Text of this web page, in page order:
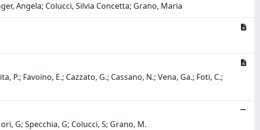
Angela; Colucci, Silvia Concetta; Grano, Maria
P.; Favoino, E.; Cazzato, G.; Cassano, N.; Vena, Ga.; Foti, C.;
G; Specchia, G; Colucci, S; Grano, M.